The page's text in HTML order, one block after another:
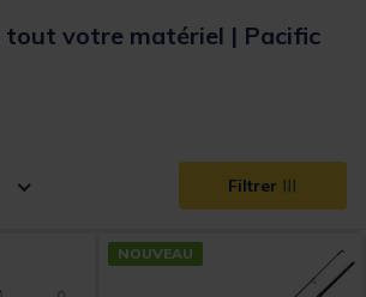
tout votre matériel | Pacific
Filtrer
NOUVEAU